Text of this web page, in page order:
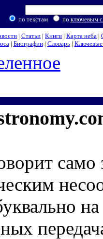
по текстам по ключевым
| Статьи | Книги | Карта неба |
| Биографии| Словарь| Ключевые